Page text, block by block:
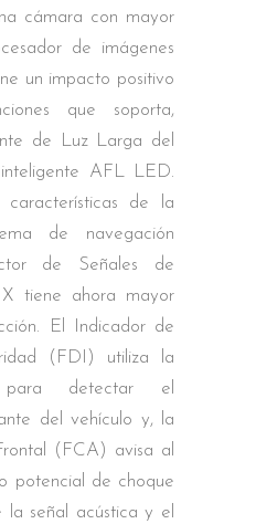
cámara con mayor
de imágenes
un impacto positivo
que soporta,
de Luz Larga del
AFL LED.
características de la
de navegación
de Señales de
tiene ahora mayor
El Indicador de
(FDI) utiliza la
detectar el
del vehículo y, la
(FCA) avisa al
potencial de choque
la señal acústica y el